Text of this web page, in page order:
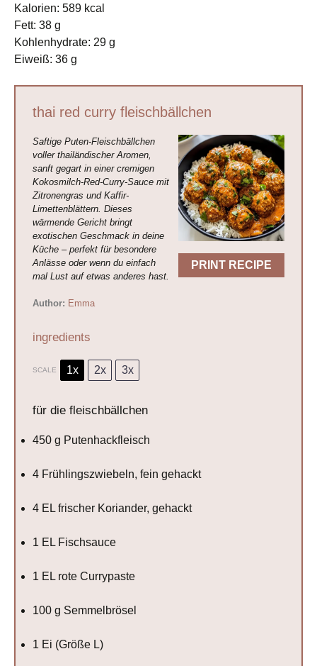
Kalorien: 589 kcal
Fett: 38 g
Kohlenhydrate: 29 g
Eiweiß: 36 g
thai red curry fleischbällchen
PRINT RECIPE
Saftige Puten-Fleischbällchen
voller thailändischer Aromen,
sanft gegart in einer cremigen
Kokosmilch-Red-Curry-Sauce mit
Zitronengras und Kaffir-
Limettenblättern. Dieses
wärmende Gericht bringt
exotischen Geschmack in deine
Küche – perfekt für besondere
Anlässe oder wenn du einfach
mal Lust auf etwas anderes hast.
Author: Emma
ingredients
SCALE 1x 2x 3x
für die fleischbällchen
450 g Putenhackfleisch
4 Frühlingszwiebeln, fein gehackt
4 EL frischer Koriander, gehackt
1 EL Fischsauce
1 EL rote Currypaste
100 g Semmelbrösel
1 Ei (Größe L)